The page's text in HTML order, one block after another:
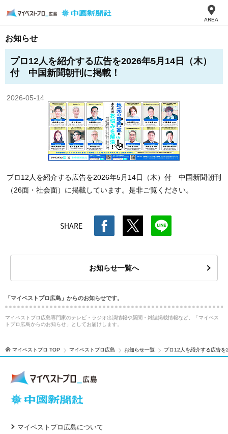
AREA
お知らせ
プロ12人を紹介する広告を2026年5月14日（木）
付 中国新聞朝刊に掲載！
2026-05-14
プロ12人を紹介する広告を2026年5月14日（木）付 中国新聞朝刊
（26面・社会面）に掲載しています。是非ご覧ください。
SHARE
お知らせ一覧へ
「マイベストプロ広島」からのお知らせです。
マイベストプロ広島専門家のテレビ・ラジオ出演情報や新聞・雑誌掲載情報など、「マイベス
トプロ広島からのお知らせ」としてお届けします。
マイベストプロ TOP マイベストプロ広島 お知らせ一覧 プロ12人を紹介する広告
マイベストプロ広島について